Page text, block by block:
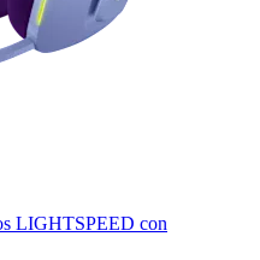
LIGHTSPEED con